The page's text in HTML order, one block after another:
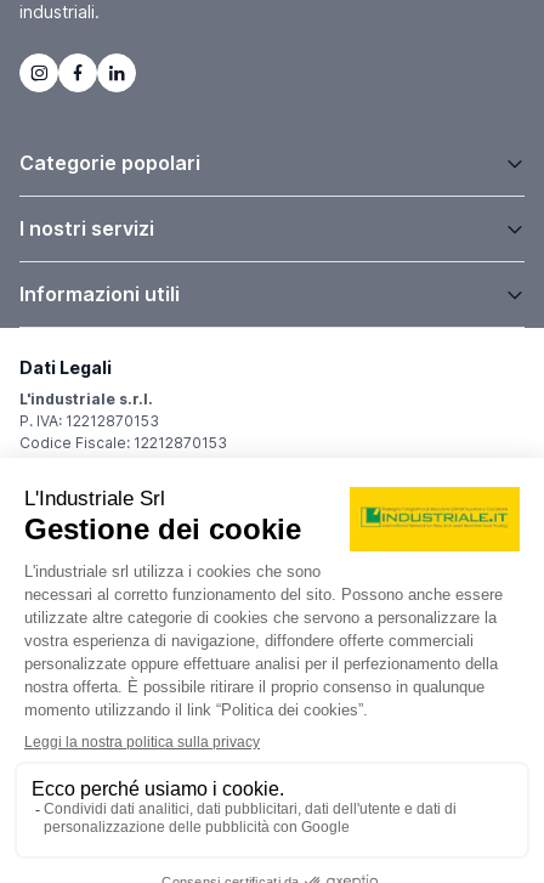
industriali.
Categorie popolari
I nostri servizi
Informazioni utili
Dati Legali
L'industriale s.r.l.
P. IVA: 12212870153
Codice Fiscale: 12212870153
Sede Legale
Via Carlo Dolci, 32
20148 Milano (MI)
Italy
Registro Imprese
Iscrizione R.I.: 12212870153
REA: MI-1539011
Capitale sociale: Euro 10.400,00 i.v.
Contatti
info@industriale.it
PEC:industriale@pec.industriale.it
02 8969 3116